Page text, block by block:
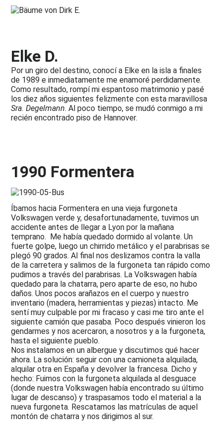
Elke D.
Por un giro del destino, conocí a Elke en la isla a finales
de 1989 e inmediatamente me enamoré perdidamente.
Como resultado, rompí mi espantoso matrimonio y pasé
los diez años siguientes felizmente con esta maravillosa
Sra. Degelmann. Al poco tiempo, se mudó conmigo a mi
recién encontrado piso de Hannover.
1990 Formentera
Íbamos hacia Formentera en una vieja furgoneta
Volkswagen verde y, desafortunadamente, tuvimos un
accidente antes de llegar a Lyon por la mañana
temprano. Me había quedado dormido al volante. Un
fuerte golpe, luego un chirrido metálico y el parabrisas se
plegó 90 grados. Al final nos deslizamos contra la valla
de la carretera y salimos de la furgoneta tan rápido como
pudimos a través del parabrisas. La Volkswagen había
quedado para la chatarra, pero aparte de eso, no hubo
daños. Unos pocos arañazos en el cuerpo y nuestro
inventario (madera, herramientas y piezas) intacto. Me
sentí muy culpable por mi fracaso y casi me tiro ante el
siguiente camión que pasaba. Poco después vinieron los
gendarmes y nos acercaron, a nosotros y a la furgoneta,
hasta el siguiente pueblo.
Nos instalamos en un albergue y discutimos qué hacer
ahora. La solución: seguir con una camioneta alquilada,
alquilar otra en España y devolver la francesa. Dicho y
hecho: Fuimos con la furgoneta alquilada al desguace
(donde nuestra Volkswagen había encontrado su último
lugar de descanso) y traspasamos todo el material a la
nueva furgoneta. Rescatamos las matrículas de aquel
montón de chatarra y nos dirigimos al sur.